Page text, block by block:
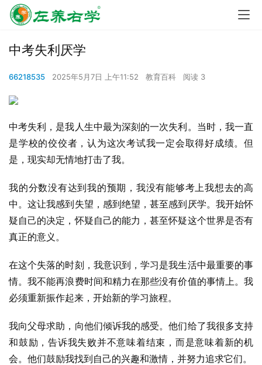
中考失利厌学
66218535 2025年5月7日 上午11:52 教育百科 阅读 3
中考失利，是我人生中最为深刻的一次失利。当时，我一直
是学校的佼佼者，认为这次考试我一定会取得好成绩。但
是，现实却无情地打击了我。
我的分数没有达到我的预期，我没有能够考上我想去的高
中。这让我感到失望，感到绝望，甚至感到厌学。我开始怀
疑自己的决定，怀疑自己的能力，甚至怀疑这个世界是否有
真正的意义。
在这个失落的时刻，我意识到，学习是我生活中最重要的事
情。我不能再浪费时间和精力在那些没有价值的事情上。我
必须重新振作起来，开始新的学习旅程。
我向父母求助，向他们倾诉我的感受。他们给了我很多支持
和鼓励，告诉我失败并不意味着结束，而是意味着新的机
会。他们鼓励我找到自己的兴趣和激情，并努力追求它们。